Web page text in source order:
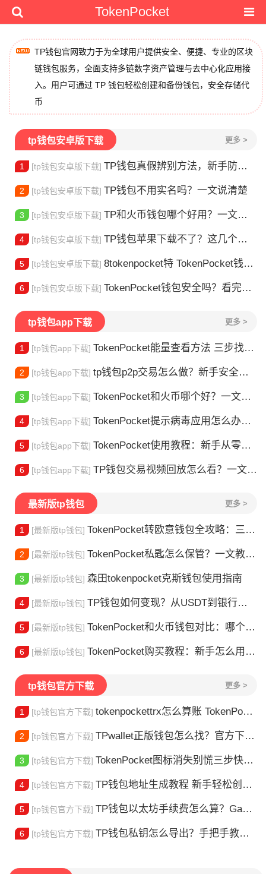
TokenPocket
TP钱包官网致力于为全球用户提供安全、便捷、专业的区块
链钱包服务，全面支持多链数字资产管理与去中心化应用接
入。用户可通过 TP 钱包轻松创建和备份钱包，安全存储代
币
tp钱包安卓版下载 更多 >
1 [tp钱包安卓版下载] TP钱包真假辨别方法，新手防骗指南
2 [tp钱包安卓版下载] TP钱包不用实名吗？一文说清楚
3 [tp钱包安卓版下载] TP和火币钱包哪个好用？一文帮你选对加密钱包
4 [tp钱包安卓版下载] TP钱包苹果下载不了？这几个原因你得知道
5 [tp钱包安卓版下载] 8tokenpocket特 TokenPocket钱包特色功能详解，新手老手都该知道
6 [tp钱包安卓版下载] TokenPocket钱包安全吗？看完这篇你就懂了
tp钱包app下载 更多 >
1 [tp钱包app下载] TokenPocket能量查看方法 三步找到TRX能量余额
2 [tp钱包app下载] tp钱包p2p交易怎么做？新手安全指南
3 [tp钱包app下载] TokenPocket和火币哪个好？一文帮你理清选择
4 [tp钱包app下载] TokenPocket提示病毒应用怎么办？原因全解析
5 [tp钱包app下载] TokenPocket使用教程：新手从零学会钱包操作
6 [tp钱包app下载] TP钱包交易视频回放怎么看？一文教你轻松找回
最新版tp钱包 更多 >
1 [最新版tp钱包] TokenPocket转欧意钱包全攻略：三步完成资产转移
2 [最新版tp钱包] TokenPocket私匙怎么保管？一文教你守住钱包资产
3 [最新版tp钱包] 森田tokenpocket克斯钱包使用指南
4 [最新版tp钱包] TP钱包如何变现？从USDT到银行卡的完整攻略
5 [最新版tp钱包] TokenPocket和火币钱包对比：哪个更适合你？
6 [最新版tp钱包] TokenPocket购买教程：新手怎么用TP钱包买币
tp钱包官方下载 更多 >
1 [tp钱包官方下载] tokenpockettrx怎么算账 TokenPocket TRX钱包账单怎么算？查账全攻略
2 [tp钱包官方下载] TPwallet正版钱包怎么找？官方下载渠道全解析
3 [tp钱包官方下载] TokenPocket图标消失别慌三步快速找回你的钱包
4 [tp钱包官方下载] TP钱包地址生成教程 新手轻松创建钱包
5 [tp钱包官方下载] TP钱包以太坊手续费怎么算？Gas 费省钱全攻略
6 [tp钱包官方下载] TP钱包私钥怎么导出？手把手教你安全备份助记词